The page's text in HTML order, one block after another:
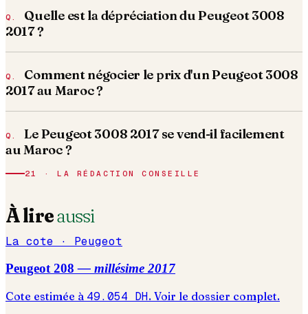
Quelle est la dépréciation du Peugeot 3008
2017 ?
Comment négocier le prix d'un Peugeot 3008
2017 au Maroc ?
Le Peugeot 3008 2017 se vend-il facilement
au Maroc ?
21 · LA RÉDACTION CONSEILLE
À lireaussi
La cote · Peugeot
Peugeot 208 — millésime2017
Cote estimée à 49.054 DH. Voir le dossier complet.